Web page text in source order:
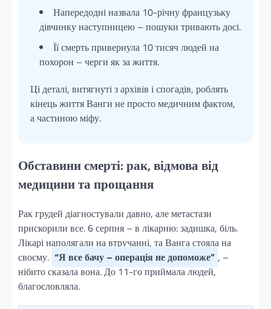
Напередодні назвала 10-річну французьку
дівчинку наступницею – пошуки тривають досі.
Її смерть привернула 10 тисяч людей на
похорон – черги як за життя.
Ці деталі, витягнуті з архівів і спогадів, роблять
кінець життя Ванги не просто медичним фактом,
а частиною міфу.
Обставини смерті: рак, відмова від
медицини та прощання
Рак грудей діагностували давно, але метастази
прискорили все. 6 серпня – в лікарню: задишка, біль.
Лікарі наполягали на втручанні, та Ванга стояла на
своєму. “Я все бачу – операція не допоможе” , –
нібито сказала вона. До 11-го приймала людей,
благословляла.